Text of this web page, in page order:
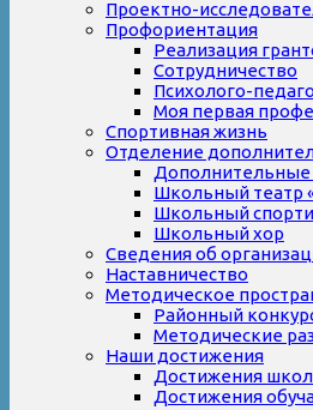
Проектно-
Профориентация
Реализация
Сотрудничество
Психолого-
Моя первая
Спортивная жизнь
Отделение
Школьный театр
Школьный
Школьный хор
Сведения об
Наставничество
Методическое
Районный
Методические
Наши достижения
Достижения
Достижения